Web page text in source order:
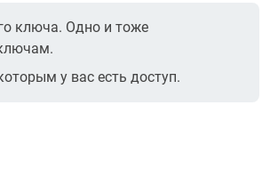
ключа. Одно и тоже
у вас есть доступ.